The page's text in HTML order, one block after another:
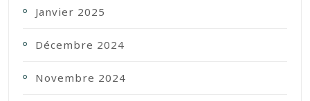
Janvier 2025
Décembre 2024
Novembre 2024